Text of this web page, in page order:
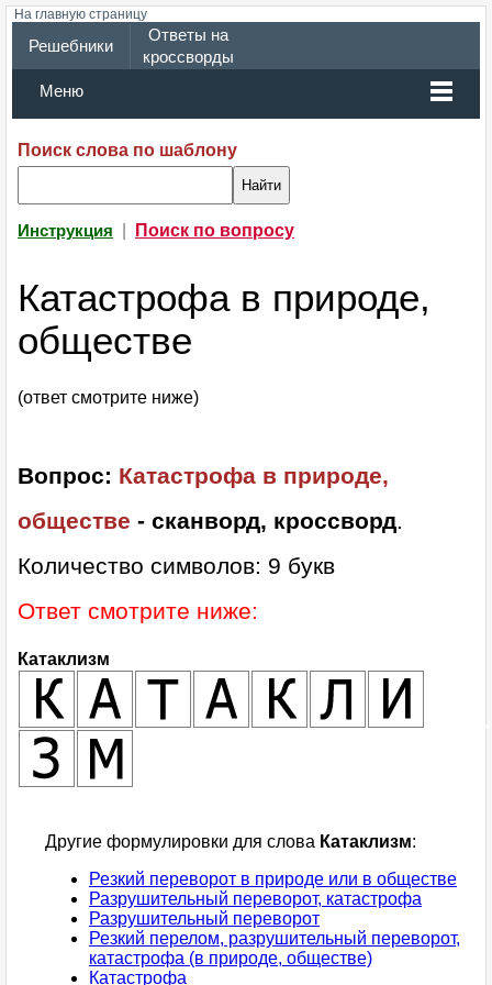
На главную страницу
Решебники
Ответы на
кроссворды
Меню
Поиск слова по шаблону
Инструкция Поиск по вопросу
Катастрофа в природе,
обществе
(ответ смотрите ниже)
Вопрос: Катастрофа в природе,
обществе - сканворд, кроссворд.
Количество символов: 9 букв
Ответ смотрите ниже:
Катаклизм
Другие формулировки для слова Катаклизм:
Резкий переворот в природе или в обществе
Разрушительный переворот, катастрофа
Разрушительный переворот
Резкий перелом, разрушительный переворот,
катастрофа (в природе, обществе)
Катастрофа